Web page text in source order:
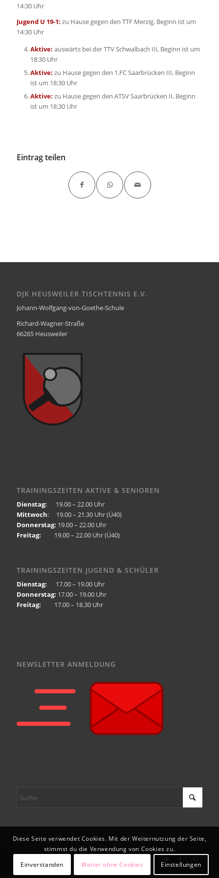
14:30 Uhr
Jugend U 19-1: zu Hause gegen den TTF Merzig, Beginn ist um
14:30 Uhr
Aktive: auswärts bei der TTV Schwalbach III, Beginn ist um
18:30 Uhr
Aktive: zu Hause gegen den 1.FC Saarbrücken III, Beginn
ist um 18:30 Uhr
Aktive: zu Hause gegen den ATSV Saarbrücken II, Beginn
ist um 18:30 Uhr
Eintrag teilen
DJK HEUSWEILER TISCHTENNIS E.V.
Johann-Wolfgang-von-Goethe-Schule
Richard-Wagner-Straße
66265 Heusweiler
TRAININGSZEITEN AKTIVE & SENIOREN
Dienstag: 19.00 – 22.00 Uhr
Mittwoch: 19.00 – 21.30 Uhr (Ü40)
Donnerstag: 19.00 – 22.00 Uhr
Freitag: 19.00 – 22.00 Uhr (Ü40)
TRAININGSZEITEN JUGEND & SCHÜLER
Dienstag: 17.00 – 19.00 Uhr
Donnerstag: 17.00 – 19.00 Uhr
Freitag: 17.00 – 18.30 Uhr
NEWSLETTER ANMELDUNG
Diese Seite verwendet Cookies. Mit der Weiternutzung der Seite,
stimmst du die Verwendung von Cookies zu.
Einverstanden
Weiter ohne Cookies Einstellungen